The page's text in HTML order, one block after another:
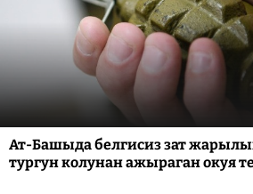
Ат-Башыда белгисиз зат
тургун колунан ажыраган окуя